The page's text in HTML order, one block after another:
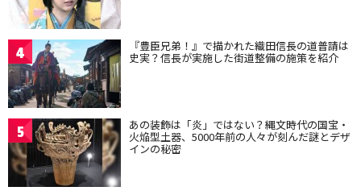
4 『豊臣兄弟！』で描かれた織田信長の道普請は
史実？信長が実施した街道整備の施策を紹介
5 あの装飾は「炎」ではない？縄文時代の国宝・
火焔型土器、5000年前の人々が刻んだ謎とデザ
インの秘密